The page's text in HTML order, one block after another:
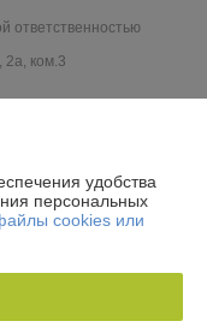
ответственностью
2а, ком.3
удобства
персональных
cookies или